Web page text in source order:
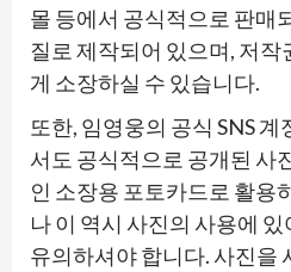
몰 등에서 공식적으로 판매
질로 제작되어 있으며, 저작
게 소장하실 수 있습니다.
또한, 임영웅의 공식 SNS
서도 공식적으로 공개된 사
인 소장용 포토카드로 활용
나 이 역시 사진의 사용에
유의하셔야 합니다. 사진을